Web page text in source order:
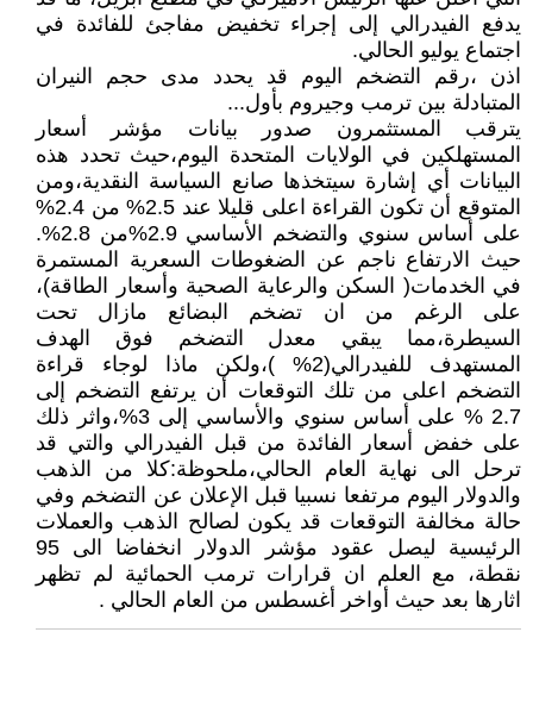
يدفع الفيدرالي إلى إجراء تخفيض مفاجئ للفائدة في
اجتماع يوليو الحالي.
اذن ،رقم التضخم اليوم قد يحدد مدى حجم النيران
المتبادلة بين ترمب وجيروم بأول...
يترقب المستثمرون صدور بيانات مؤشر أسعار
المستهلكين في الولايات المتحدة اليوم،حيث تحدد هذه
البيانات أي إشارة سيتخذها صانع السياسة النقدية،ومن
المتوقع أن تكون القراءة اعلى قليلا عند 2.5% من 2.4%
على أساس سنوي والتضخم الأساسي 2.9%من 2.8%.
حيث الارتفاع ناجم عن الضغوطات السعرية المستمرة
في الخدمات( السكن والرعاية الصحية وأسعار الطاقة)،
على الرغم من ان تضخم البضائع مازال تحت
السيطرة،مما يبقي معدل التضخم فوق الهدف
المستهدف للفيدرالي(2% )،ولكن ماذا لوجاء قراءة
التضخم اعلى من تلك التوقعات أن يرتفع التضخم إلى
2.7 % على أساس سنوي والأساسي إلى 3%،واثر ذلك
على خفض أسعار الفائدة من قبل الفيدرالي والتي قد
ترحل الى نهاية العام الحالي،ملحوظة:كلا من الذهب
والدولار اليوم مرتفعا نسبيا قبل الإعلان عن التضخم وفي
حالة مخالفة التوقعات قد يكون لصالح الذهب والعملات
الرئيسية ليصل عقود مؤشر الدولار انخفاضا الى 95
نقطة، مع العلم ان قرارات ترمب الحمائية لم تظهر
اثارها بعد حيث أواخر أغسطس من العام الحالي .